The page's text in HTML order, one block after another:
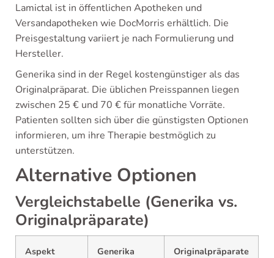
Lamictal ist in öffentlichen Apotheken und
Versandapotheken wie DocMorris erhältlich. Die
Preisgestaltung variiert je nach Formulierung und
Hersteller.
Generika sind in der Regel kostengünstiger als das
Originalpräparat. Die üblichen Preisspannen liegen
zwischen 25 € und 70 € für monatliche Vorräte.
Patienten sollten sich über die günstigsten Optionen
informieren, um ihre Therapie bestmöglich zu
unterstützen.
Alternative Optionen
Vergleichstabelle (Generika vs.
Originalpräparate)
Aspekt Generika Originalpräparate